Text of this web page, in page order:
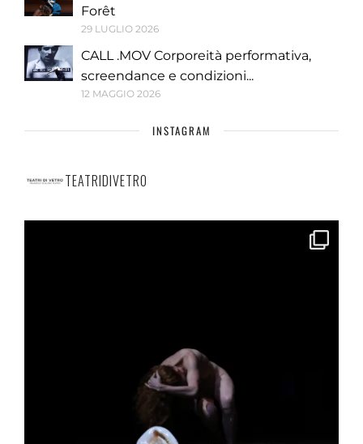
Forêt
29 LUGLIO 2026
CALL .MOV Corporeità performativa,
screendance e condizioni...
12 MAGGIO 2026
INSTAGRAM
TEATRIDIVETRO